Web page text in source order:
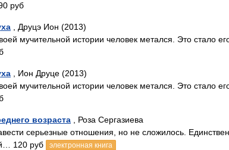
руб
, Друцэ Ион (2013)
мучительной истории человек метался. Это стало
, Ион Друце (2013)
мучительной истории человек метался. Это стало
возраста , Роза Сергазиева
серьезные отношения, но не сложилось.
120 руб
электронная книга